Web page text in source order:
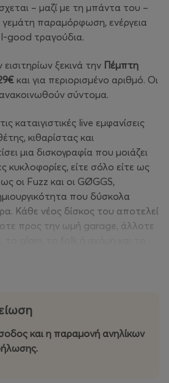
– μαζί με τη μπάντα του –
γεμάτη παραμόρφωση, ενέργεια
good τραγούδια.
ξεκινά την Πέμπτη
και για περιορισμένο αριθμό. Οι
σύντομα.
καταιγιστικές live εμφανίσεις
κιθαρίστας και
μια δισκογραφία που μοιάζει
κυκλοφορίες, είτε σόλο είτε ως
οι Fuzz και οι GØGGS,
που δύσκολα
Κάθε νέος δίσκος του αποτελεί
προς την ωμή garage, άλλοτε
το κάνει για να συνομιλήσει
που ο ίδιος έχει αναφέρει
David Bowie, Marc Bolan,
The Beatles, The Byrds και
ήχων που εξηγεί τη διαρκή
και η παραμονή ανηλίκων